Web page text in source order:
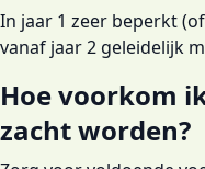
In jaar 1 zeer beperkt
vanaf jaar 2 geleidelijk
Hoe voorkom
zacht worden?